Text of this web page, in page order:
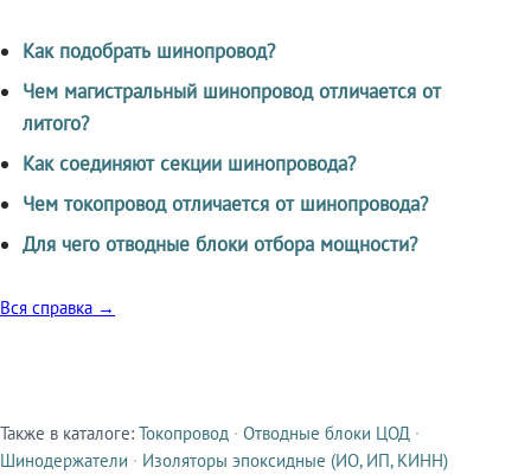
Как подобрать шинопровод?
Чем магистральный шинопровод отличается от
литого?
Как соединяют секции шинопровода?
Чем токопровод отличается от шинопровода?
Для чего отводные блоки отбора мощности?
Вся справка →
Смежные продукты
Также в каталоге: Токопровод · Отводные блоки ЦОД ·
Шинодержатели · Изоляторы эпоксидные (ИО, ИП, КИНН)